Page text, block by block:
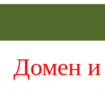
Домен и